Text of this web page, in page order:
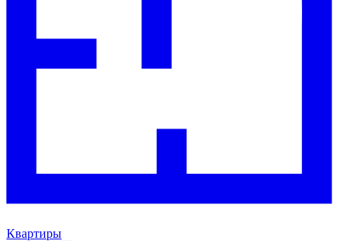
Квартиры